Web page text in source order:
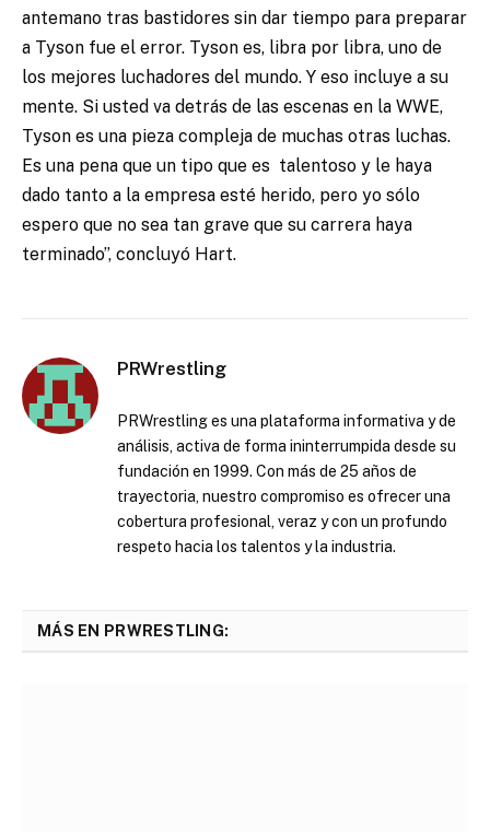
antemano tras bastidores sin dar tiempo para preparar
a Tyson fue el error. Tyson es, libra por libra, uno de
los mejores luchadores del mundo. Y eso incluye a su
mente. Si usted va detrás de las escenas en la WWE,
Tyson es una pieza compleja de muchas otras luchas.
Es una pena que un tipo que es talentoso y le haya
dado tanto a la empresa esté herido, pero yo sólo
espero que no sea tan grave que su carrera haya
terminado”, concluyó Hart.
PRWrestling
PRWrestling es una plataforma informativa y de
análisis, activa de forma ininterrumpida desde su
fundación en 1999. Con más de 25 años de
trayectoria, nuestro compromiso es ofrecer una
cobertura profesional, veraz y con un profundo
respeto hacia los talentos y la industria.
MÁS EN PRWRESTLING: